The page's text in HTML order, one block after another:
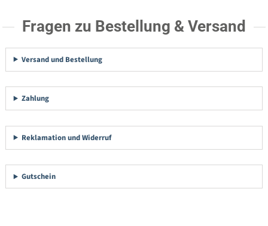
Fragen zu Bestellung & Versand
Versand und Bestellung
Zahlung
Reklamation und Widerruf
Gutschein